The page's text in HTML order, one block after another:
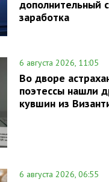
дополнительный
заработка
6 августа 2026, 11:05
Во дворе
поэтессы нашли
кувшин из
6 августа 2026, 06:55